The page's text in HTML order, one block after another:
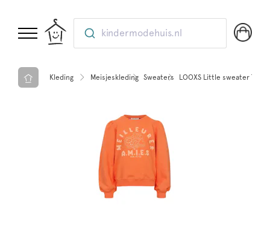
kindermodehuis.nl
Kleding Meisjeskleding Sweaters LOOXS Little sweater